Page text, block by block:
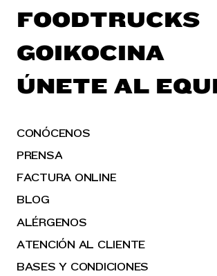
FOODTRUCKS
GOIKOCINA
ÚNETE AL
CONÓCENOS
PRENSA
FACTURA ONLINE
BLOG
ALÉRGENOS
ATENCIÓN AL CLIENTE
BASES Y CONDICIONES